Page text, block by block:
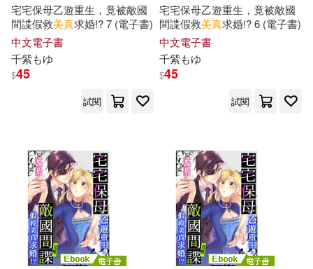
宅宅保母乙遊重生，竟被敵國
間諜假救美真求婚!? 7 (電子書)
中文電子書
千紫もゆ
$45
試閱
宅宅保母乙遊重生，竟被敵國
間諜假救美真求婚!? 6 (電子書)
中文電子書
千紫もゆ
$45
試閱